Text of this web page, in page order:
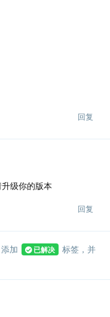
回复
级你的版本
回复
添加 已解决 标签，并